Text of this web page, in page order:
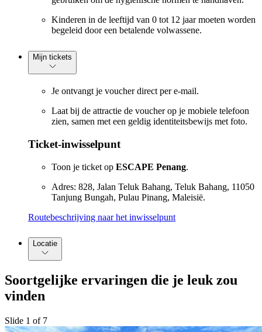
Kinderen in de leeftijd van 0 tot 12 jaar moeten worden
begeleid door een betalende volwassene.
Mijn tickets
Je ontvangt je voucher direct per e-mail.
Laat bij de attractie de voucher op je mobiele telefoon
zien, samen met een geldig identiteitsbewijs met foto.
Ticket-inwisselpunt
Toon je ticket op ESCAPE Penang.
Adres: 828, Jalan Teluk Bahang, Teluk Bahang, 11050
Tanjung Bungah, Pulau Pinang, Maleisië.
Routebeschrijving naar het inwisselpunt
Locatie
Soortgelijke ervaringen die je leuk zou
vinden
Slide 1 of 7